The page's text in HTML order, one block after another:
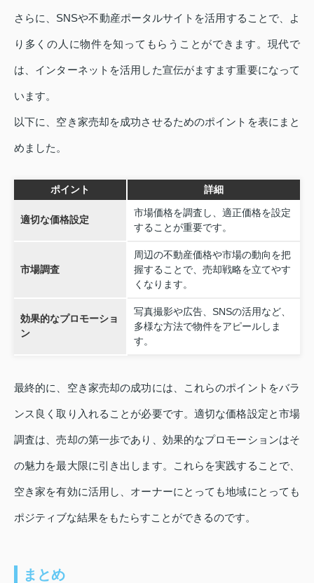
さらに、SNSや不動産ポータルサイトを活用することで、よ
り多くの人に物件を知ってもらうことができます。現代で
は、インターネットを活用した宣伝がますます重要になって
います。
以下に、空き家売却を成功させるためのポイントを表にまと
めました。
ポイント 詳細
適切な価格設定
市場価格を調査し、適正価格を設定
することが重要です。
市場調査
周辺の不動産価格や市場の動向を把
握することで、売却戦略を立てやす
くなります。
効果的なプロモーショ
ン
写真撮影や広告、SNSの活用など、
多様な方法で物件をアピールしま
す。
最終的に、空き家売却の成功には、これらのポイントをバラ
ンス良く取り入れることが必要です。適切な価格設定と市場
調査は、売却の第一歩であり、効果的なプロモーションはそ
の魅力を最大限に引き出します。これらを実践することで、
空き家を有効に活用し、オーナーにとっても地域にとっても
ポジティブな結果をもたらすことができるのです。
まとめ